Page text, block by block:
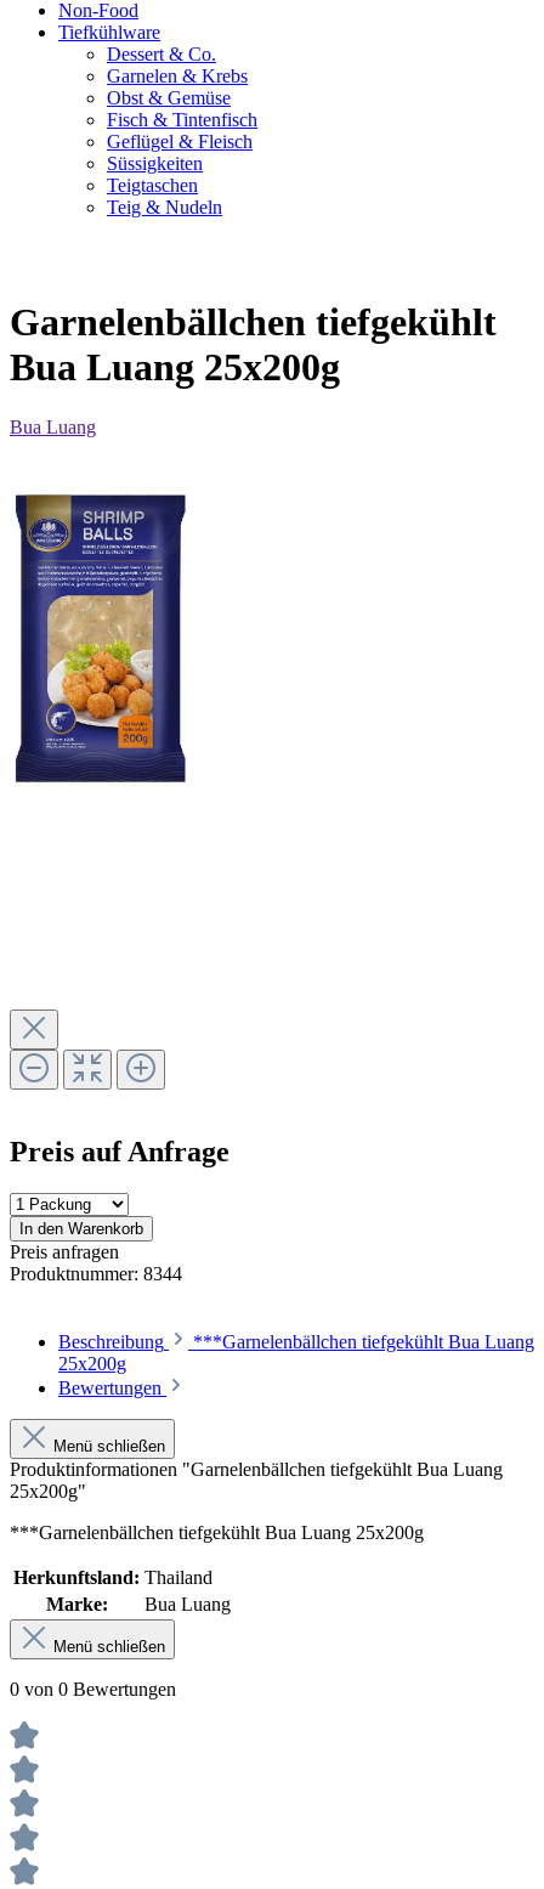
Non-Food
Tiefkühlware
Dessert & Co.
Garnelen & Krebs
Obst & Gemüse
Fisch & Tintenfisch
Geflügel & Fleisch
Süssigkeiten
Teigtaschen
Teig & Nudeln
Garnelenbällchen tiefgekühlt
Bua Luang 25x200g
Bua Luang
Preis auf Anfrage
In den Warenkorb
Preis anfragen
Produktnummer: 8344
Beschreibung
***Garnelenbällchen tiefgekühlt Bua Luang
25x200g
Bewertungen
Menü schließen
Produktinformationen "Garnelenbällchen tiefgekühlt Bua Luang
25x200g"
***Garnelenbällchen tiefgekühlt Bua Luang 25x200g
Herkunftsland: Thailand
Marke:
Bua Luang
Menü schließen
0 von 0 Bewertungen